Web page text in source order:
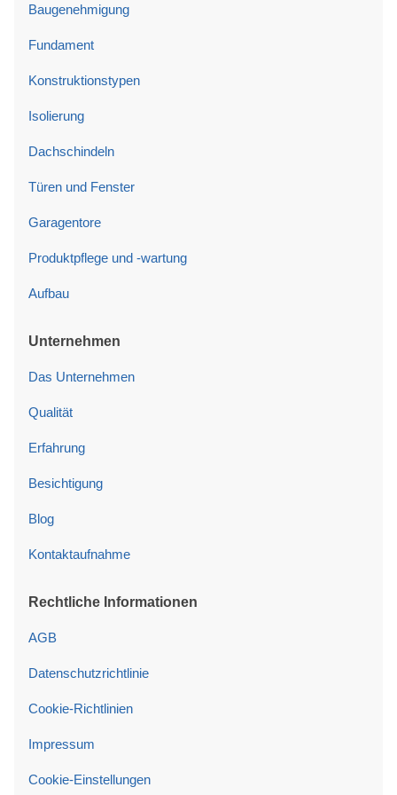
Baugenehmigung
Fundament
Konstruktionstypen
Isolierung
Dachschindeln
Türen und Fenster
Garagentore
Produktpflege und -wartung
Aufbau
Unternehmen
Das Unternehmen
Qualität
Erfahrung
Besichtigung
Blog
Kontaktaufnahme
Rechtliche Informationen
AGB
Datenschutzrichtlinie
Cookie-Richtlinien
Impressum
Cookie-Einstellungen